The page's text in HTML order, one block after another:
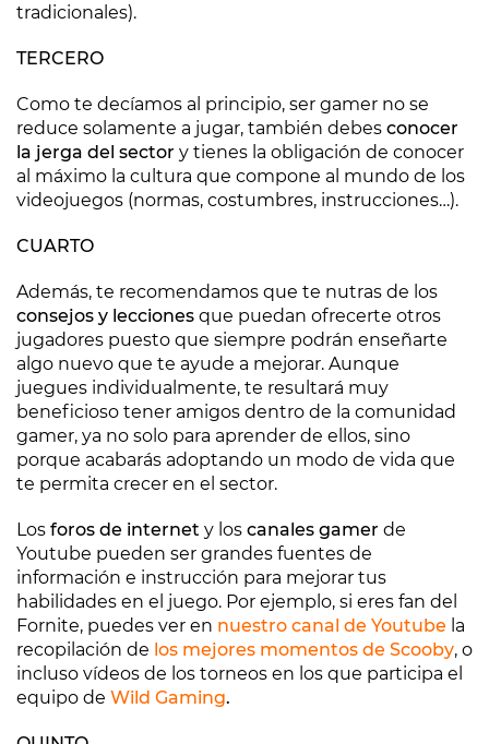
tradicionales).
TERCERO
Como te decíamos al principio, ser gamer no se
reduce solamente a jugar, también debes conocer
la jerga del sector y tienes la obligación de conocer
al máximo la cultura que compone al mundo de los
videojuegos (normas, costumbres, instrucciones…).
CUARTO
Además, te recomendamos que te nutras de los
consejos y lecciones que puedan ofrecerte otros
jugadores puesto que siempre podrán enseñarte
algo nuevo que te ayude a mejorar. Aunque
juegues individualmente, te resultará muy
beneficioso tener amigos dentro de la comunidad
gamer, ya no solo para aprender de ellos, sino
porque acabarás adoptando un modo de vida que
te permita crecer en el sector.
Los foros de internet y los canales gamer de
Youtube pueden ser grandes fuentes de
información e instrucción para mejorar tus
habilidades en el juego. Por ejemplo, si eres fan del
Fornite, puedes ver en nuestro canal de Youtube la
recopilación de los mejores momentos de Scooby, o
incluso vídeos de los torneos en los que participa el
equipo de Wild Gaming.